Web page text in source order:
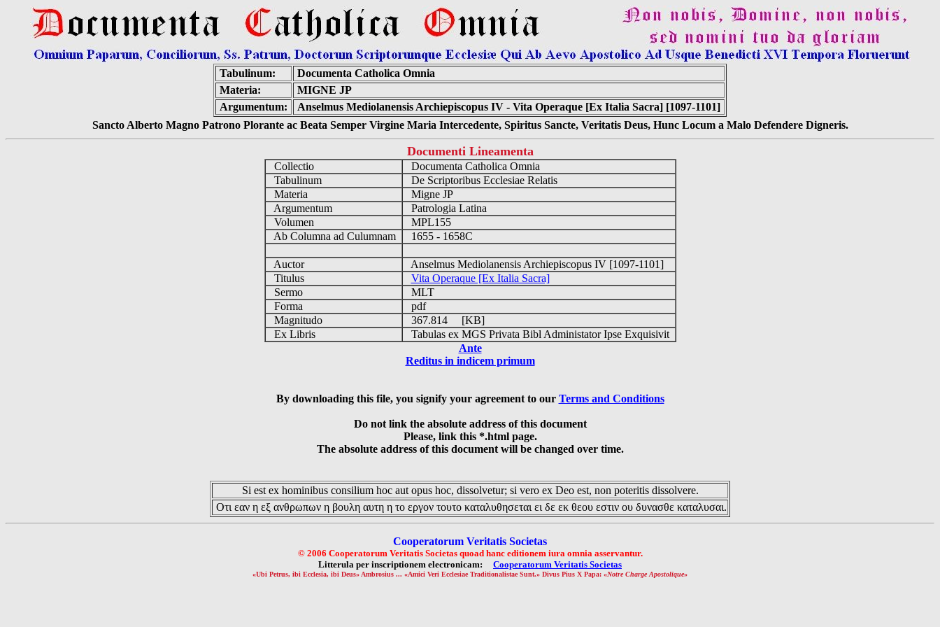
Tabulinum:
Documenta Catholica Omnia
Materia:
MIGNE JP
Argumentum:
Anselmus Mediolanensis Archiepiscopus IV - Vita Operaque [Ex Italia Sacra] [1097-1101]
Sancto Alberto Magno Patrono Plorante ac Beata Semper Virgine Maria Intercedente, Spiritus Sancte, Veritatis Deus, Hunc Locum a Malo Defendere Digneris.
Documenti Lineamenta
Collectio
Documenta Catholica Omnia
Tabulinum
De Scriptoribus Ecclesiae Relatis
Materia
Migne JP
Argumentum
Patrologia Latina
Volumen
MPL155
Ab Columna ad Culumnam
1655 - 1658C
Auctor
Anselmus Mediolanensis Archiepiscopus IV [1097-1101]
Titulus
Vita Operaque [Ex Italia Sacra]
Sermo
MLT
Forma
pdf
Magnitudo
367.814 [KB]
Ex Libris
Tabulas ex MGS Privata Bibl Administator Ipse Exquisivit
Ante
Reditus in indicem primum
By downloading this file, you signify your agreement to our Terms and Conditions
Do not link the absolute address of this document
Please, link this *.html page.
The absolute address of this document will be changed over time.
Si est ex hominibus consilium hoc aut opus hoc, dissolvetur; si vero ex Deo est, non poteritis dissolvere.
Οτι εαν η εξ ανθρωπων η βουλη αυτη η το εργον τουτο καταλυθησεται ει δε εκ θεου εστιν ου δυνασθε καταλυσαι.
Cooperatorum Veritatis Societas
© 2006 Cooperatorum Veritatis Societas quoad hanc editionem iura omnia asservantur.
Litterula per inscriptionem electronicam: Cooperatorum Veritatis Societas
«Ubi Petrus, ibi Ecclesia, ibi Deus» Ambrosius ... «Amici Veri Ecclesiae Traditionalistae Sunt.» Divus Pius X Papa: «Notre Charge Apostolique»